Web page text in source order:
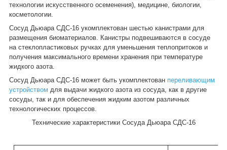
технологии искусственного осеменения), медицине, биологии,
косметологии.
Сосуд Дьюара СДС-16 укомплектован шестью канистрами для
размещения биоматериалов. Канистры подвешиваются в сосуде
на стеклопластиковых ручках для уменьшения теплопритоков и
получения максимального времени хранения при температуре
жидкого азота.
Сосуд Дьюара СДС-16 может быть укомплектован переливающим
устройством для выдачи жидкого азота из сосуда, как в другие
сосуды, так и для обеспечения жидким азотом различных
технологических процессов.
Технические характеристики Сосуда Дьюара СДС-16